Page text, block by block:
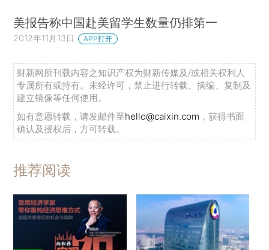
美报告称中国赴美留学生数量仍排第一
2012年11月13日 APP打开
财新网所刊载内容之知识产权为财新传媒及/或相关权利人
专属所有或持有。未经许可，禁止进行转载、摘编、复制及
建立镜像等任何使用。
如有意愿转载，请发邮件至hello@caixin.com ，获得书面
确认及授权后，方可转载。
推荐阅读